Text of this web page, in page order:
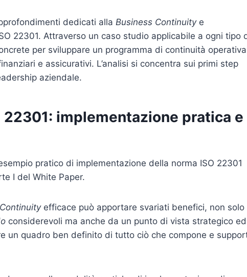
dedicati alla Business Continuitye
22301. Attraverso un caso studio applicabile a ogni tipo
per sviluppare un programma di continuità operativa
e assicurativi. L’analisi si concentra sui primi step
aziendale.
implementazione pratica e
pratico di implementazione della norma ISO 22301
I del White Paper.
efficace può apportare svariati benefici, non solo
considerevoli ma anche da un punto di vista strategico ed
un quadro ben definito di tutto ciò che compone e